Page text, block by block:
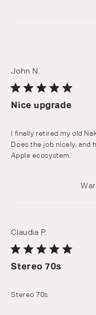
John N.
Nice upgrade
I finally retired my old
Does the job nicely, and
Apple ecosystem.
Claudia P.
Stereo 70s
Stereo 70s